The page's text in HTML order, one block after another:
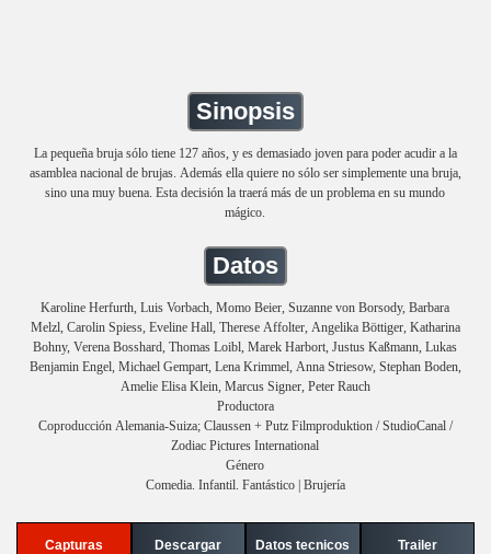
Sinopsis
La pequeña bruja sólo tiene 127 años, y es demasiado joven para poder acudir a la
asamblea nacional de brujas. Además ella quiere no sólo ser simplemente una bruja,
sino una muy buena. Esta decisión la traerá más de un problema en su mundo
mágico.
Datos
Karoline Herfurth, Luis Vorbach, Momo Beier, Suzanne von Borsody, Barbara
Melzl, Carolin Spiess, Eveline Hall, Therese Affolter, Angelika Böttiger, Katharina
Bohny, Verena Bosshard, Thomas Loibl, Marek Harbort, Justus Kaßmann, Lukas
Benjamin Engel, Michael Gempart, Lena Krimmel, Anna Striesow, Stephan Boden,
Amelie Elisa Klein, Marcus Signer, Peter Rauch
Productora
Coproducción Alemania-Suiza; Claussen + Putz Filmproduktion / StudioCanal /
Zodiac Pictures International
Género
Comedia. Infantil. Fantástico | Brujería
Capturas Descargar Datos tecnicos Trailer